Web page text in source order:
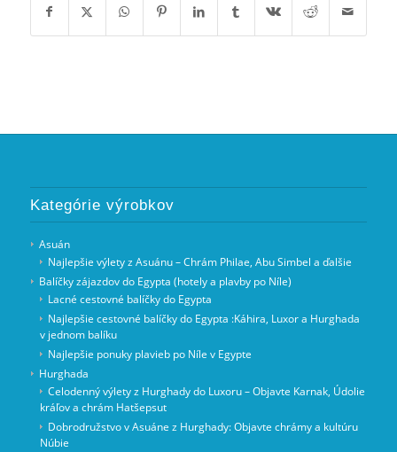
Kategórie výrobkov
Asuán
Najlepšie výlety z Asuánu – Chrám Philae, Abu Simbel a ďalšie
Balíčky zájazdov do Egypta (hotely a plavby po Níle)
Lacné cestovné balíčky do Egypta
Najlepšie cestovné balíčky do Egypta :Káhira, Luxor a Hurghada
v jednom balíku
Najlepšie ponuky plavieb po Níle v Egypte
Hurghada
Celodenný výlety z Hurghady do Luxoru – Objavte Karnak, Údolie
kráľov a chrám Hatšepsut
Dobrodružstvo v Asuáne z Hurghady: Objavte chrámy a kultúru
Núbie